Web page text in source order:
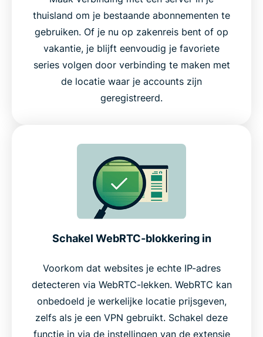
thuisland om je bestaande abonnementen te
gebruiken. Of je nu op zakenreis bent of op
vakantie, je blijft eenvoudig je favoriete
series volgen door verbinding te maken met
de locatie waar je accounts zijn
geregistreerd.
Schakel WebRTC-blokkering in
Voorkom dat websites je echte IP-adres
detecteren via WebRTC-lekken. WebRTC kan
onbedoeld je werkelijke locatie prijsgeven,
zelfs als je een VPN gebruikt. Schakel deze
functie in via de instellingen van de extensie